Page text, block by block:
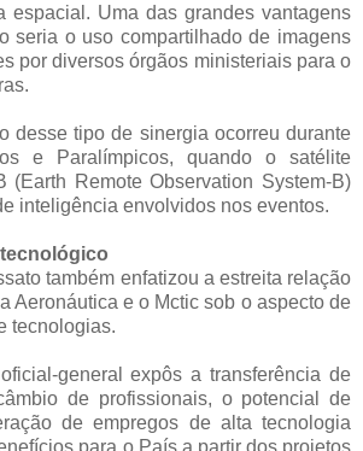
espacial. Uma das grandes vantagens
seria o uso compartilhado de imagens
por diversos órgãos ministeriais para o
desse tipo de sinergia ocorreu durante
e Paralímpicos, quando o satélite
(Earth Remote Observation System-B)
inteligência envolvidos nos eventos.
também enfatizou a estreita relação
Aeronáutica e o Mctic sob o aspecto de
tecnologias.
general expôs a transferência de
de profissionais, o potencial de
de empregos de alta tecnologia
para o País a partir dos projetos